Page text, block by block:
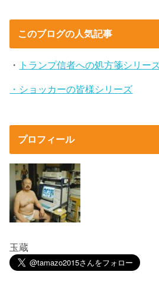
このブログの人気記事
・ トランプ信者への処方箋シリ
・ショッカーの皆様シリーズ
プロフィール
玉蔵